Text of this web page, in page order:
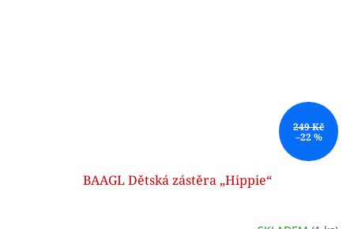
249 Kč
–22 %
BAAGL Dětská zástěra „Hippie“